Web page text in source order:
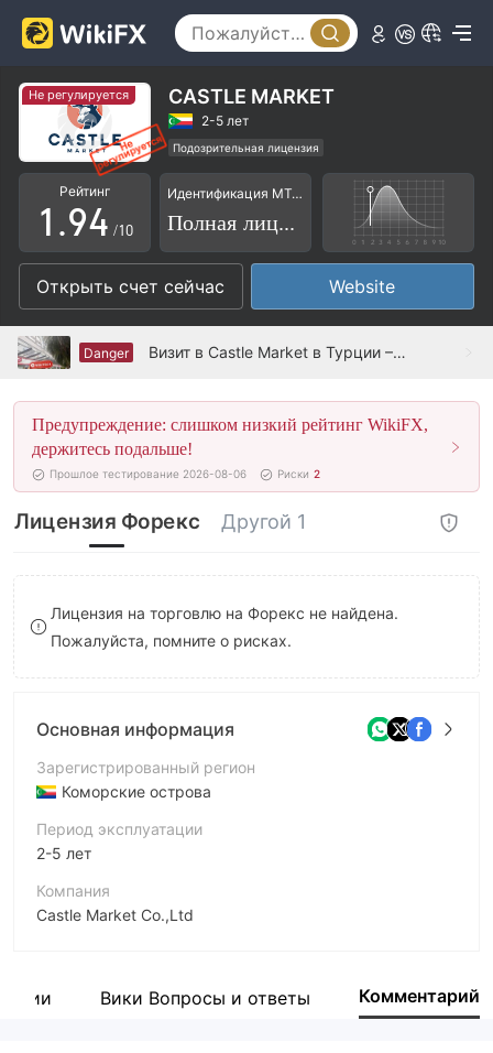
Не регулируется CASTLE MARKET
2-5 лет
Подозрительная лицензия
Основной стандарт MT5
Региональный трейдер
Высокие потенциальные риски
Рейтинг
0
1
2
3
4
5
6
7
8
9
.
5
6
7
8
9
0
1
2
3
4
5
6
7
8
9
/10
Идентификация MT4/5
Полная лицензия
Открыть счет сейчас Website
Danger Визит в Castle Market в Турции – Офис не найден
Предупреждение: слишком низкий рейтинг WikiFX,
держитесь подальше!
Прошлое тестирование 2026-08-06 Риски 2
Лицензия Форекс Другой 1
Лицензия на торговлю на Форекс не найдена.
Пожалуйста, помните о рисках.
Основная информация
Зарегистрированный регион
Коморские острова
Период эксплуатации
2-5 лет
Компания
Castle Market Co.,Ltd
Сотрудник компании
Вики Вопросы и ответы Комментарий